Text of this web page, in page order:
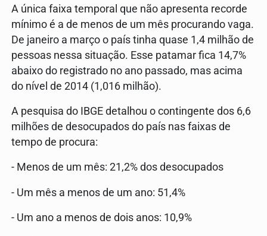
A única faixa temporal que não apresenta recorde
mínimo é a de menos de um mês procurando vaga.
De janeiro a março o país tinha quase 1,4 milhão de
pessoas nessa situação. Esse patamar fica 14,7%
abaixo do registrado no ano passado, mas acima
do nível de 2014 (1,016 milhão).
A pesquisa do IBGE detalhou o contingente dos 6,6
milhões de desocupados do país nas faixas de
tempo de procura:
- Menos de um mês: 21,2% dos desocupados
- Um mês a menos de um ano: 51,4%
- Um ano a menos de dois anos: 10,9%